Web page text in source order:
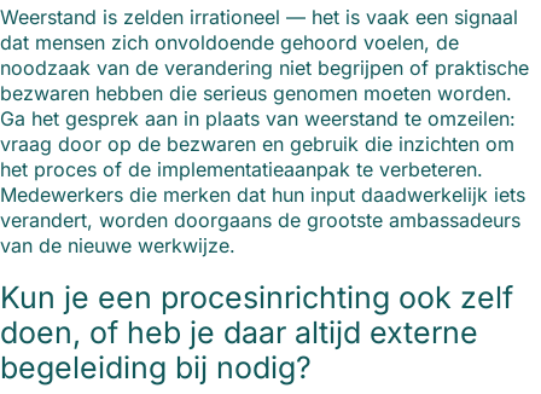
Weerstand is zelden irrationeel — het is vaak een signaal
dat mensen zich onvoldoende gehoord voelen, de
noodzaak van de verandering niet begrijpen of praktische
bezwaren hebben die serieus genomen moeten worden.
Ga het gesprek aan in plaats van weerstand te omzeilen:
vraag door op de bezwaren en gebruik die inzichten om
het proces of de implementatieaanpak te verbeteren.
Medewerkers die merken dat hun input daadwerkelijk iets
verandert, worden doorgaans de grootste ambassadeurs
van de nieuwe werkwijze.
Kun je een procesinrichting ook zelf
doen, of heb je daar altijd externe
begeleiding bij nodig?